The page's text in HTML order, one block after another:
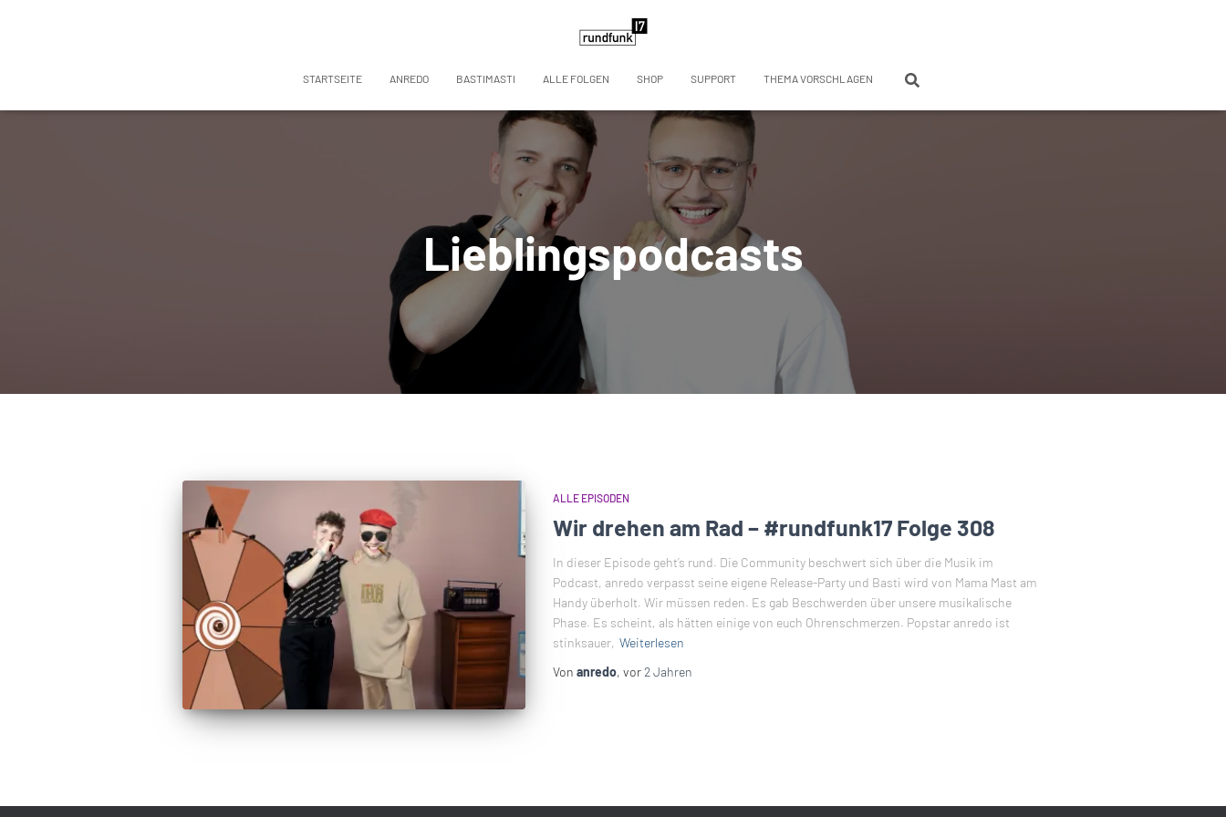
STARTSEITE ANREDO BASTIMASTI ALLE FOLGEN SHOP SUPPORT THEMA VORSCHLAGEN
Lieblingspodcasts
ALLE EPISODEN
Wir drehen am Rad – #rundfunk17 Folge 308
In dieser Episode geht’s rund. Die Community beschwert sich über die Musik im
Podcast, anredo verpasst seine eigene Release-Party und Basti wird von Mama Mast am
Handy überholt. Wir müssen reden. Es gab Beschwerden über unsere musikalische
Phase. Es scheint, als hätten einige von euch Ohrenschmerzen. Popstar anredo ist
stinksauer, Weiterlesen
Von anredo, vor 2 Jahren